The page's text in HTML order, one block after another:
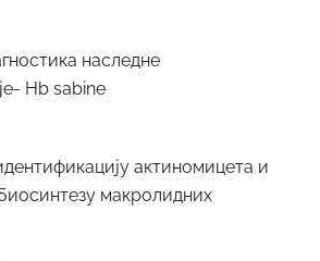
наследне
Hb sabine
актиномицета и
макролидних